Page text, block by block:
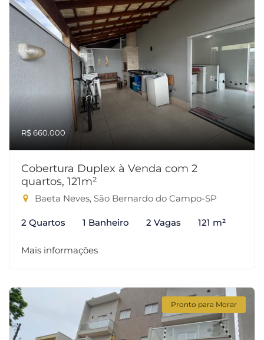
R$ 660.000
Cobertura Duplex à Venda com 2
quartos, 121m²
Baeta Neves, São Bernardo do Campo-SP
2 Quartos 1 Banheiro 2 Vagas 121 m²
Mais informações
Pronto para Morar